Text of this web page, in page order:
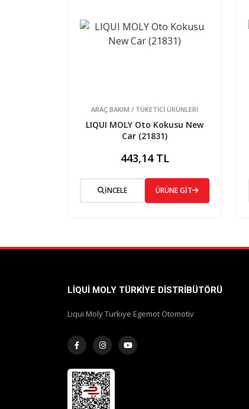
ARAÇ BAKIM / TÜKETİCİ ÜRÜNLERİ
LIQUI MOLY Oto Kokusu New
Car (21831)
443,14 TL
İNCELE ÜRÜNE GİT
LIQUI MOLY TÜRKIYE DISTRIBÜTÖRÜ
Liqui Moly Turkiye Egemot Otomotiv